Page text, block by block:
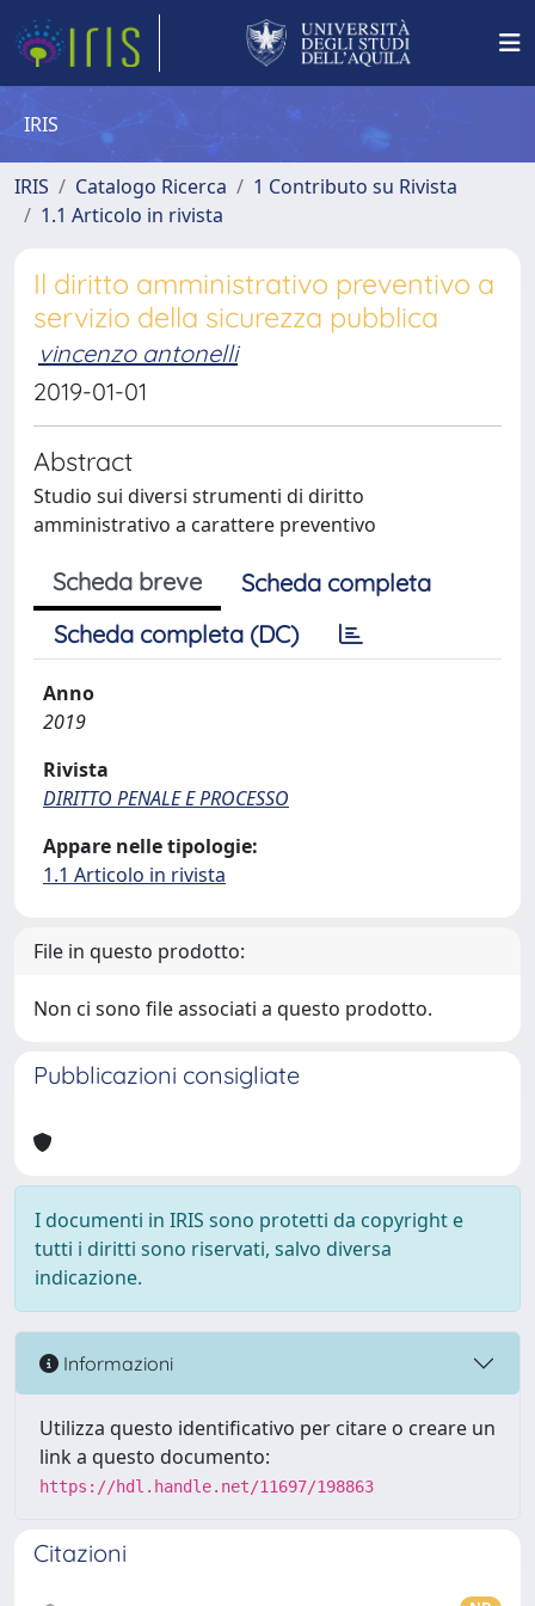
IRIS
IRIS Catalogo Ricerca
1 Contributo su Rivista
1.1 Articolo in rivista
Il diritto amministrativo preventivo a
servizio della sicurezza pubblica
vincenzo antonelli
2019-01-01
Abstract
Studio sui diversi strumenti di diritto
amministrativo a carattere preventivo
Scheda breve
Scheda completa
Scheda completa (DC)
Anno
2019
Rivista
DIRITTO PENALE E PROCESSO
Appare nelle tipologie:
1.1 Articolo in rivista
File in questo prodotto:
Non ci sono file associati a questo prodotto.
Pubblicazioni consigliate
I documenti in IRIS sono protetti da copyright e
tutti i diritti sono riservati, salvo diversa
indicazione.
Informazioni
Utilizza questo identificativo per citare o creare un
link a questo documento:
https://hdl.handle.net/11697/198863
Citazioni